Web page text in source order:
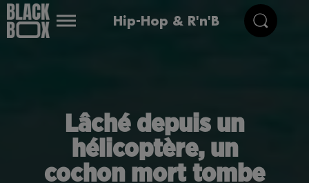
Hip-Hop & R'n'B
Lâché depuis un
hélicoptère, un
cochon mort tombe